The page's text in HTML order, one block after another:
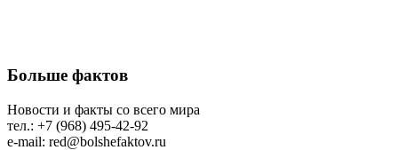
Больше фактов
Новости и факты со всего мира
тел.: +7 (968) 495-42-92
e-mail: red@bolshefaktov.ru